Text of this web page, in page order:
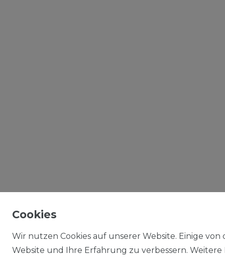
Cookies
Wir nutzen Cookies auf unserer Website. Einige
Website und Ihre Erfahrung zu verbessern.